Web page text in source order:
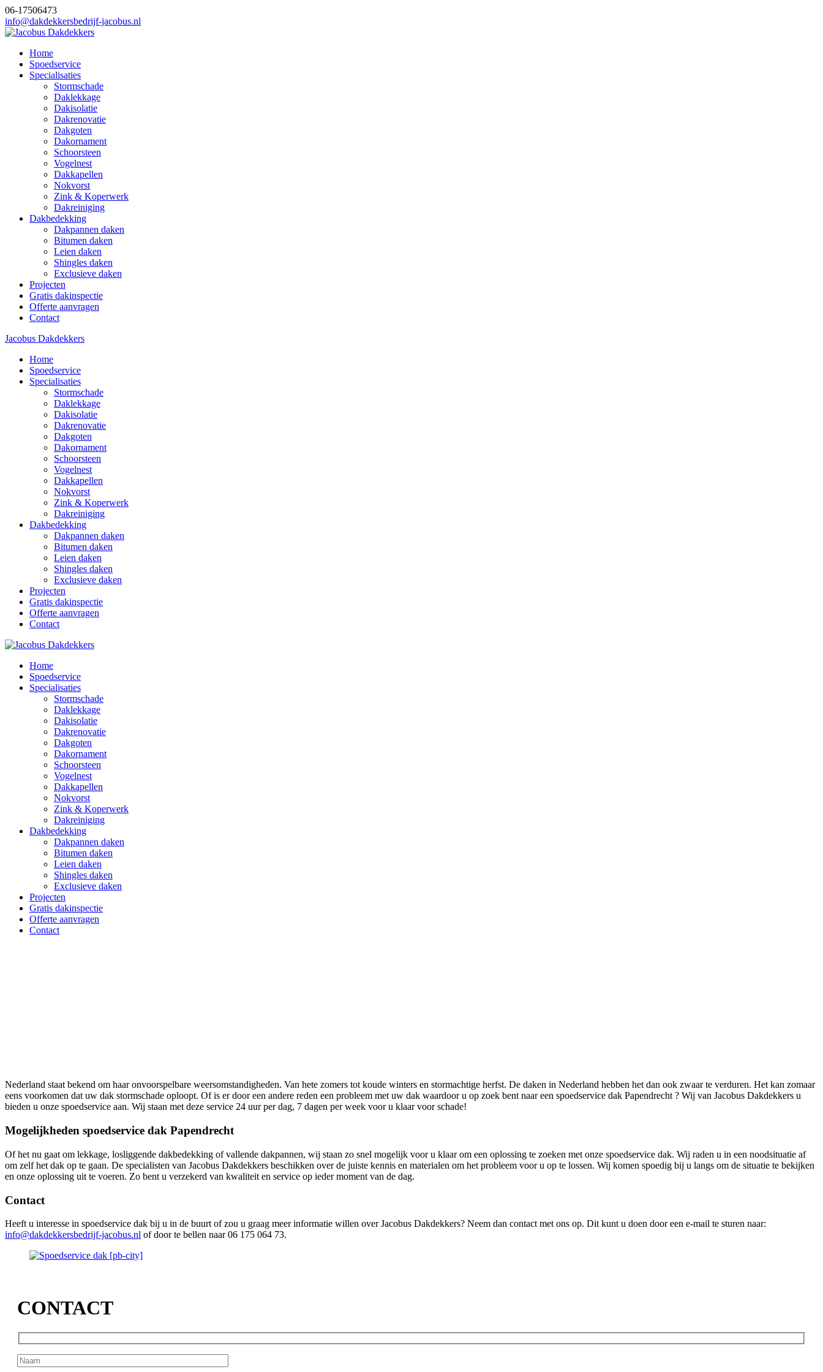
06-17506473
info@dakdekkersbedrijf-jacobus.nl
Home
Spoedservice
Specialisaties
Stormschade
Daklekkage
Dakisolatie
Dakrenovatie
Dakgoten
Dakornament
Schoorsteen
Vogelnest
Dakkapellen
Nokvorst
Zink & Koperwerk
Dakreiniging
Dakbedekking
Dakpannen daken
Bitumen daken
Leien daken
Shingles daken
Exclusieve daken
Projecten
Gratis dakinspectie
Offerte aanvragen
Contact
Jacobus Dakdekkers
Home
Spoedservice
Specialisaties
Stormschade
Daklekkage
Dakisolatie
Dakrenovatie
Dakgoten
Dakornament
Schoorsteen
Vogelnest
Dakkapellen
Nokvorst
Zink & Koperwerk
Dakreiniging
Dakbedekking
Dakpannen daken
Bitumen daken
Leien daken
Shingles daken
Exclusieve daken
Projecten
Gratis dakinspectie
Offerte aanvragen
Contact
Home
Spoedservice
Specialisaties
Stormschade
Daklekkage
Dakisolatie
Dakrenovatie
Dakgoten
Dakornament
Schoorsteen
Vogelnest
Dakkapellen
Nokvorst
Zink & Koperwerk
Dakreiniging
Dakbedekking
Dakpannen daken
Bitumen daken
Leien daken
Shingles daken
Exclusieve daken
Projecten
Gratis dakinspectie
Offerte aanvragen
Contact
Nederland staat bekend om haar onvoorspelbare weersomstandigheden. Van hete zomers tot koude winters en stormachtige herfst. De daken in Nederland hebben het dan ook zwaar te verduren. Het kan zomaar
eens voorkomen dat uw dak stormschade oploopt. Of is er door een andere reden een probleem met uw dak waardoor u op zoek bent naar een spoedservice dak Papendrecht ? Wij van Jacobus Dakdekkers u
bieden u onze spoedservice aan. Wij staan met deze service 24 uur per dag, 7 dagen per week voor u klaar voor schade!
Mogelijkheden spoedservice dak Papendrecht
Of het nu gaat om lekkage, losliggende dakbedekking of vallende dakpannen, wij staan zo snel mogelijk voor u klaar om een oplossing te zoeken met onze spoedservice dak. Wij raden u in een noodsituatie af
om zelf het dak op te gaan. De specialisten van Jacobus Dakdekkers beschikken over de juiste kennis en materialen om het probleem voor u op te lossen. Wij komen spoedig bij u langs om de situatie te bekijken
en onze oplossing uit te voeren. Zo bent u verzekerd van kwaliteit en service op ieder moment van de dag.
Contact
Heeft u interesse in spoedservice dak bij u in de buurt of zou u graag meer informatie willen over Jacobus Dakdekkers? Neem dan contact met ons op. Dit kunt u doen door een e-mail te sturen naar:
info@dakdekkersbedrijf-jacobus.nl of door te bellen naar 06 175 064 73.
CONTACT